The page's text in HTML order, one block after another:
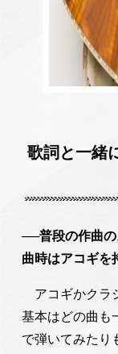
歌詞と一緒
──普段の作曲
曲時はアコギを
アコギかクラ
基本はどの曲も
で弾いてみたり